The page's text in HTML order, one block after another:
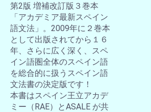
第2版 増補改訂版３巻本
「アカデミア最新スペイン
語文法」。2009年に２巻本
として出版されてから１６
年、さらに広く深く、スペ
イン語圏全体のスペイン語
を総合的に扱うスペイン語
文法書の決定版です！
本書はスペイン王立アカデ
ミー（RAE）とASALE が共